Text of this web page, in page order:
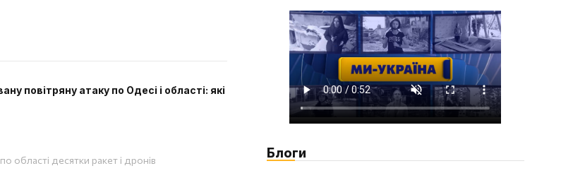
повітряну атаку по Одесі і області: які
області десятки ракет і дронів Блоги